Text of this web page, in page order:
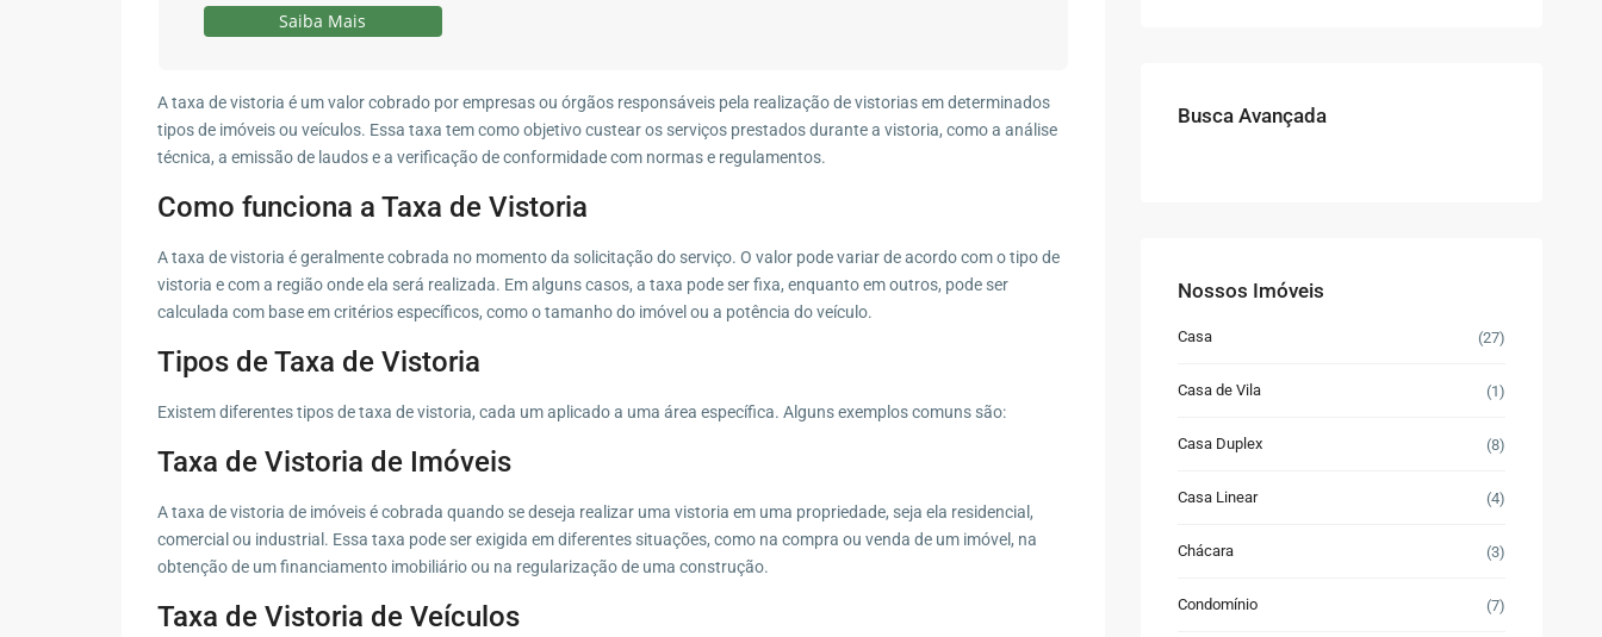
Saiba Mais
A taxa de vistoria é um valor cobrado por empresas ou órgãos responsáveis pela realização de vistorias em determinados
tipos de imóveis ou veículos. Essa taxa tem como objetivo custear os serviços prestados durante a vistoria, como a análise
técnica, a emissão de laudos e a verificação de conformidade com normas e regulamentos.
Como funciona a Taxa de Vistoria
A taxa de vistoria é geralmente cobrada no momento da solicitação do serviço. O valor pode variar de acordo com o tipo de
vistoria e com a região onde ela será realizada. Em alguns casos, a taxa pode ser fixa, enquanto em outros, pode ser
calculada com base em critérios específicos, como o tamanho do imóvel ou a potência do veículo.
Tipos de Taxa de Vistoria
Existem diferentes tipos de taxa de vistoria, cada um aplicado a uma área específica. Alguns exemplos comuns são:
Taxa de Vistoria de Imóveis
A taxa de vistoria de imóveis é cobrada quando se deseja realizar uma vistoria em uma propriedade, seja ela residencial,
comercial ou industrial. Essa taxa pode ser exigida em diferentes situações, como na compra ou venda de um imóvel, na
obtenção de um financiamento imobiliário ou na regularização de uma construção.
Taxa de Vistoria de Veículos
Busca Avançada
Nossos Imóveis
Casa (27)
Casa de Vila (1)
Casa Duplex (8)
Casa Linear (4)
Chácara (3)
Condomínio (7)